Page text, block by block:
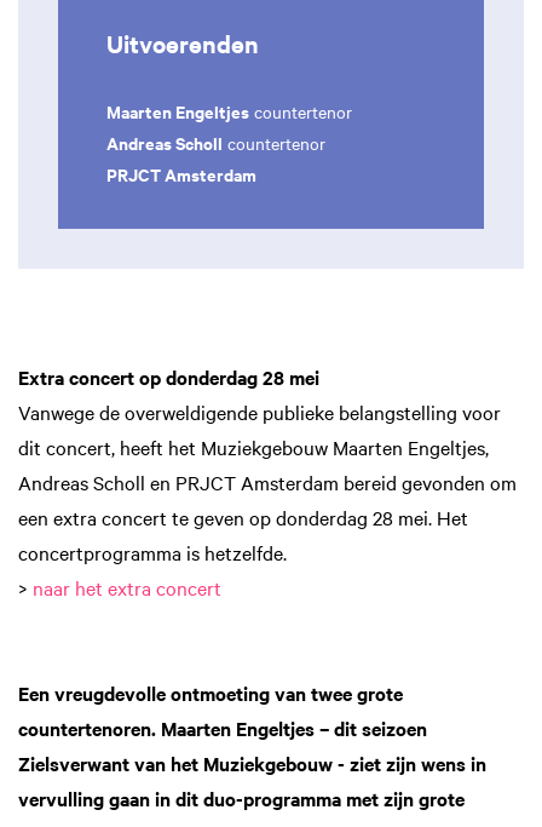
Uitvoerenden
Maarten Engeltjes countertenor
Andreas Scholl countertenor
PRJCT Amsterdam
Extra concert op donderdag 28 mei
Vanwege de overweldigende publieke belangstelling voor
dit concert, heeft het Muziekgebouw Maarten Engeltjes,
Andreas Scholl en PRJCT Amsterdam bereid gevonden om
een extra concert te geven op donderdag 28 mei. Het
concertprogramma is hetzelfde.
> naar het extra concert
Een vreugdevolle ontmoeting van twee grote
countertenoren. Maarten Engeltjes – dit seizoen
Zielsverwant van het Muziekgebouw - ziet zijn wens in
vervulling gaan in dit duo-programma met zijn grote